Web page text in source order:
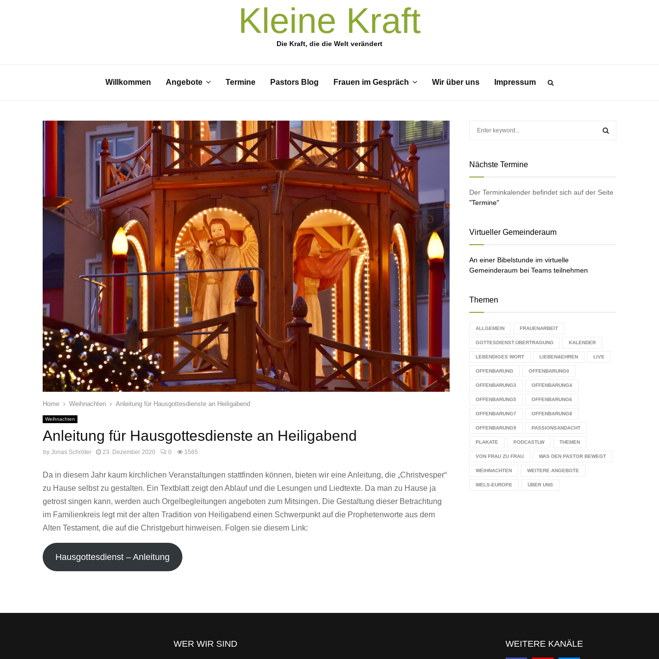
Kleine Kraft
Die Kraft, die die Welt verändert
Willkommen Angebote Termine Pastors Blog Frauen im Gespräch Wir über uns Impressum
Home Weihnachten Anleitung für Hausgottesdienste an Heiligabend
Weihnachten
Anleitung für Hausgottesdienste an Heiligabend
by Jonas Schröter 23. Dezember 2020 0 1565
Da in diesem Jahr kaum kirchlichen Veranstaltungen stattfinden können, bieten wir eine Anleitung, die „Christvesper“
zu Hause selbst zu gestalten. Ein Textblatt zeigt den Ablauf und die Lesungen und Liedtexte. Da man zu Hause ja
getrost singen kann, werden auch Orgelbegleitungen angeboten zum Mitsingen. Die Gestaltung dieser Betrachtung
im Familienkreis legt mit der alten Tradition von Heiligabend einen Schwerpunkt auf die Prophetenworte aus dem
Alten Testament, die auf die Christgeburt hinweisen. Folgen sie diesem Link:
Hausgottesdienst – Anleitung
c
h
A
Nächste Termine
Der Terminkalender befindet sich auf der Seite
"Termine"
Virtueller Gemeinderaum
An einer Bibelstunde im virtuelle
Gemeinderaum bei Teams teilnehmen
Themen
ALLGEMEIN FRAUENARBEIT
GOTTESDIENST.ÜBERTRAGUNG KALENDER
LEBENDIGES WORT LIEBEN&EHREN LIVE
OFFENBARUNG OFFENBARUNG0
OFFENBARUNG3 OFFENBARUNG4
OFFENBARUNG5 OFFENBARUNG6
OFFENBARUNG7 OFFENBARUNG8
OFFENBARUNG9 PASSIONSANDACHT
PLAKATE PODCASTLW THEMEN
VON FRAU ZU FRAU WAS DEN PASTOR BEWEGT
WEIHNACHTEN WEITERE ANGEBOTE
WELS-EUROPE ÜBER UNS
WER WIR SIND WEITERE KANÄLE